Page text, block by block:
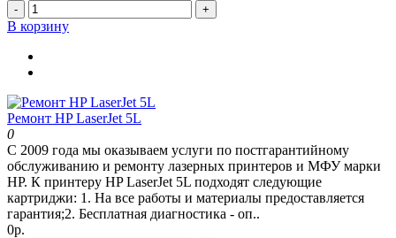
- +
В корзину
Ремонт HP LaserJet 5L
0
С 2009 года мы оказываем услуги по постгарантийному
обслуживанию и ремонту лазерных принтеров и МФУ марки
HP. К принтеру HP LaserJet 5L подходят следующие
картриджи: 1. На все работы и материалы предоставляется
гарантия;2. Бесплатная диагностика - оп..
0р.